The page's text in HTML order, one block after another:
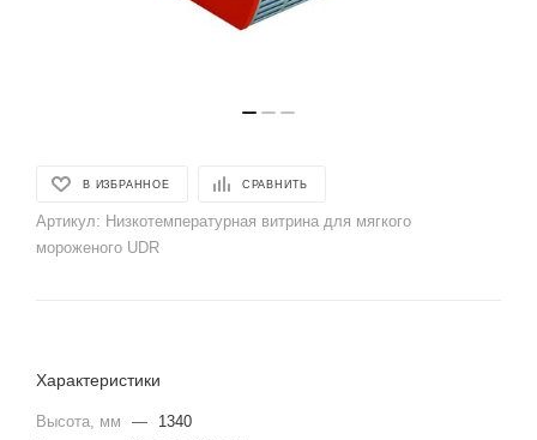
В ИЗБРАННОЕ СРАВНИТЬ
Артикул: Низкотемпературная витрина для мягкого
мороженого UDR
Характеристики
Высота, мм —
1340